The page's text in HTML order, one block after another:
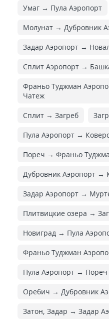
Умаг → Пула Аэропорт
Молунат → Дубровник
Задар Аэропорт →
Сплит Аэропорт →
Франьо Туджман
Чатеж
Сплит → Загреб
Пула Аэропорт →
Пореч → Франьо
Дубровник Аэропорт →
Задар Аэропорт →
Плитвицкие озера →
Новиград → Пула
Франьо Туджман
Пула Аэропорт → Пореч
Оребич → Дубровник
Затон, Задар → Задар